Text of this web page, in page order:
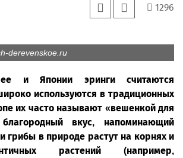
1296
derevenskoe.ru
и Японии эринги считаются
используются в традиционных
их часто называют «вешенкой для
вкус, напоминающий
грибы в природе растут на корнях и
растений (например,